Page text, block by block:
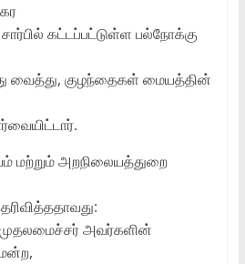
கட்டப்பட்டுள்ள பல்நோக்கு
வைத்து, குழந்தைகள் மையத்தின்
மற்றும் அறநிலையத்துறை
முதலமைச்சர் அவர்களின்